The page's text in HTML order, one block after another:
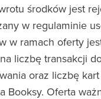
środków jest
w regulaminie
w ramach oferty
liczbę transakcji
oraz liczbę
Booksy. Oferta